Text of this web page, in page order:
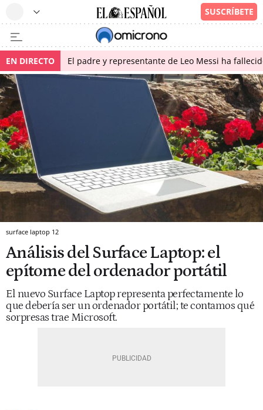
EN DIRECTO El padre y representante de Leo Messi ha
surface laptop 12
Análisis del Surface Laptop: el
epítome del ordenador portátil
El nuevo Surface Laptop representa perfectamente lo
que debería ser un ordenador portátil; te contamos qué
sorpresas trae Microsoft.